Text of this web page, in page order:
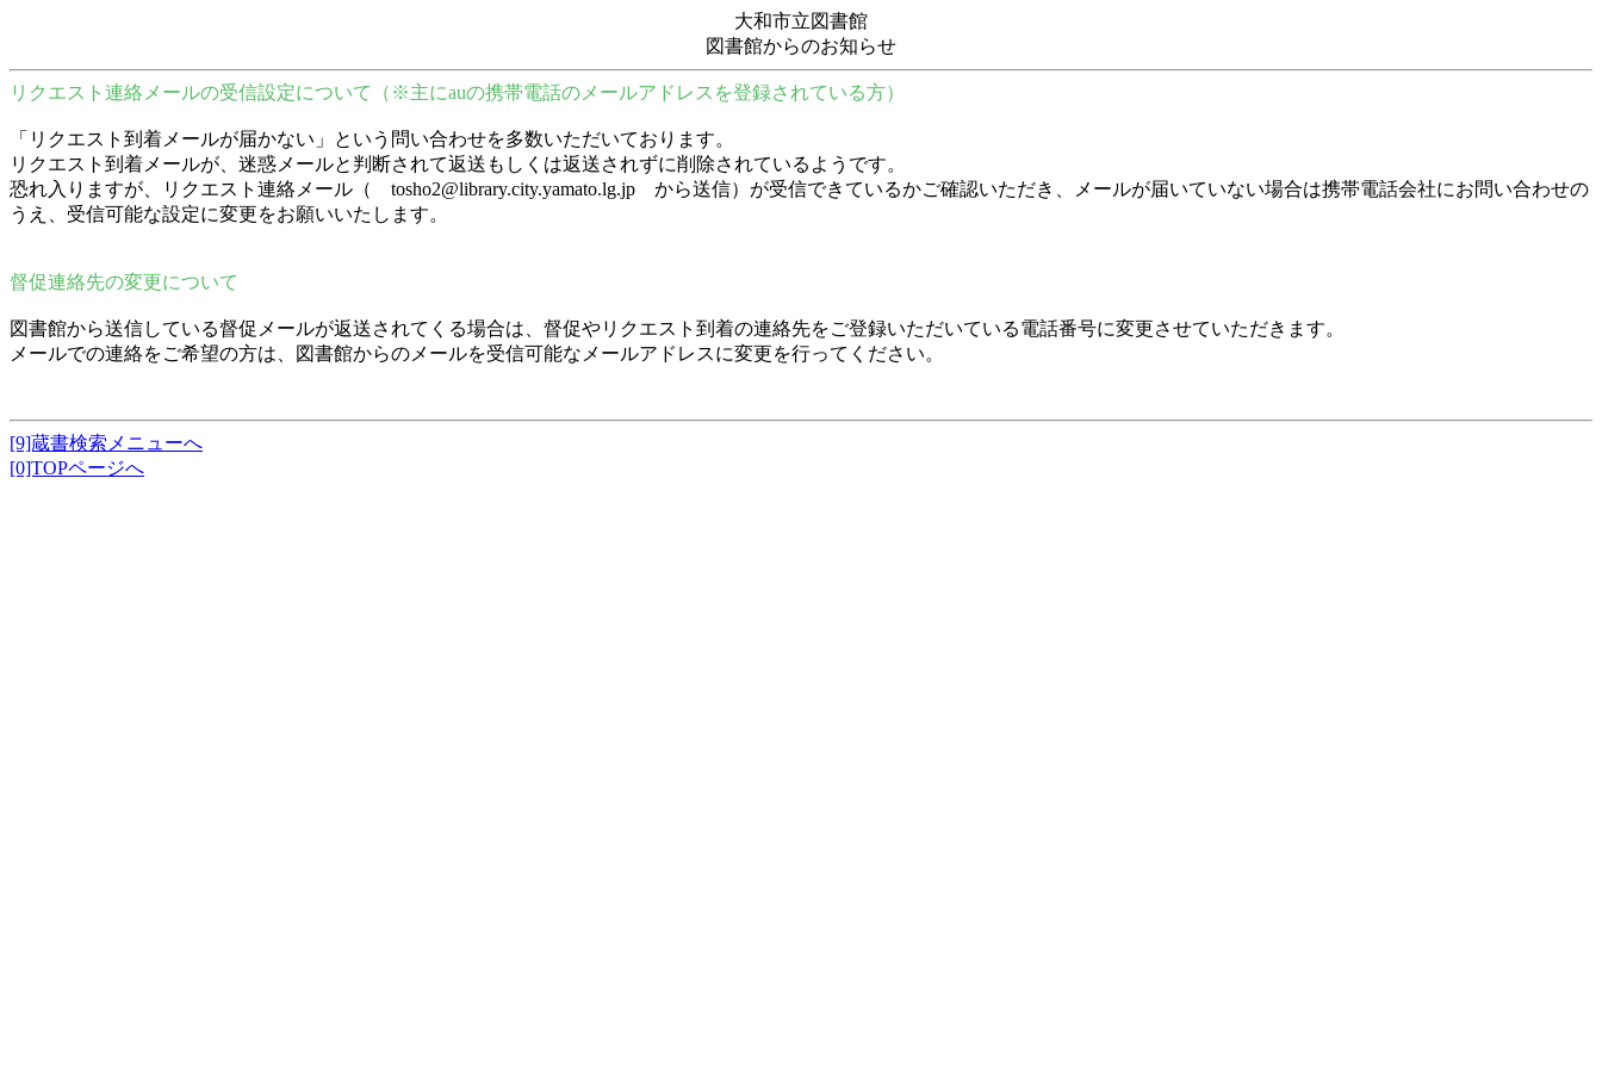
大和市立図書館
図書館からのお知らせ
リクエスト連絡メールの受信設定について（※主にauの携帯電話のメールアドレスを登録されている方）
「リクエスト到着メールが届かない」という問い合わせを多数いただいております。
リクエスト到着メールが、迷惑メールと判断されて返送もしくは返送されずに削除されているようです。
恐れ入りますが、リクエスト連絡メール（ tosho2@library.city.yamato.lg.jp から送信）が受信できているかご確認いただき、メールが届いていない場合は携帯電話会社にお問い合わせの
うえ、受信可能な設定に変更をお願いいたします。
督促連絡先の変更について
図書館から送信している督促メールが返送されてくる場合は、督促やリクエスト到着の連絡先をご登録いただいている電話番号に変更させていただきます。
メールでの連絡をご希望の方は、図書館からのメールを受信可能なメールアドレスに変更を行ってください。
[9]蔵書検索メニューへ
[0]TOPページへ